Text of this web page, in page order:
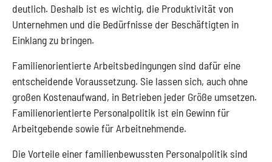
deutlich. Deshalb ist es wichtig, die Produktivität von
Unternehmen und die Bedürfnisse der Beschäftigten in
Einklang zu bringen.
Familienorientierte Arbeitsbedingungen sind dafür eine
entscheidende Voraussetzung. Sie lassen sich, auch ohne
großen Kostenaufwand, in Betrieben jeder Größe umsetzen. ​
Familienorientierte Personalpolitik ist ein Gewinn für
Arbeitgebende sowie für Arbeitnehmende.
Die Vorteile einer familienbewussten Personalpolitik sind